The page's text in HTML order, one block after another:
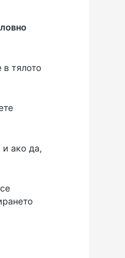
тялото
ако да,